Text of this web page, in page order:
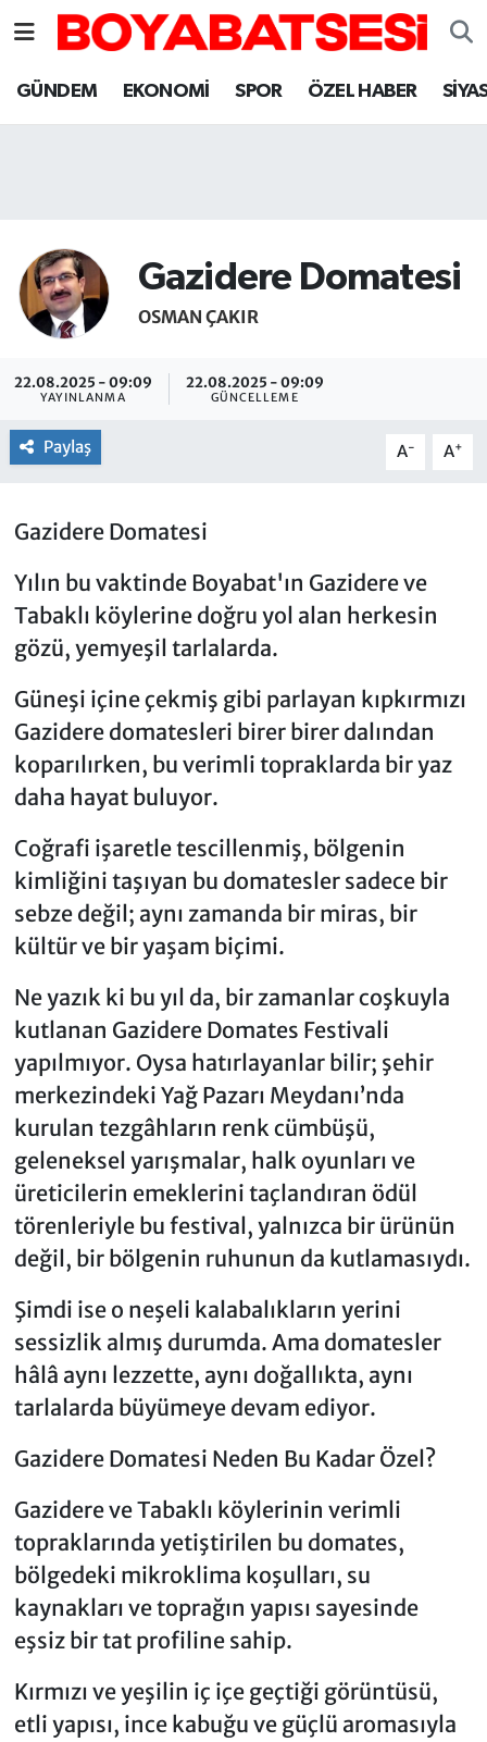
GÜNDEM EKONOMİ SPOR ÖZEL HABER
Gazidere Domatesi
OSMAN ÇAKIR
22.08.2025 - 09:09
YAYINLANMA
22.08.2025 - 09:09
GÜNCELLEME
Paylaş A- A+
Gazidere Domatesi
Yılın bu vaktinde Boyabat'ın Gazidere ve
Tabaklı köylerine doğru yol alan herkesin
gözü, yemyeşil tarlalarda.
Güneşi içine çekmiş gibi parlayan kıpkırmızı
Gazidere domatesleri birer birer dalından
koparılırken, bu verimli topraklarda bir yaz
daha hayat buluyor.
Coğrafi işaretle tescillenmiş, bölgenin
kimliğini taşıyan bu domatesler sadece bir
sebze değil; aynı zamanda bir miras, bir
kültür ve bir yaşam biçimi.
Ne yazık ki bu yıl da, bir zamanlar coşkuyla
kutlanan Gazidere Domates Festivali
yapılmıyor. Oysa hatırlayanlar bilir; şehir
merkezindeki Yağ Pazarı Meydanı’nda
kurulan tezgâhların renk cümbüşü,
geleneksel yarışmalar, halk oyunları ve
üreticilerin emeklerini taçlandıran ödül
törenleriyle bu festival, yalnızca bir ürünün
değil, bir bölgenin ruhunun da kutlamasıydı.
Şimdi ise o neşeli kalabalıkların yerini
sessizlik almış durumda. Ama domatesler
hâlâ aynı lezzette, aynı doğallıkta, aynı
tarlalarda büyümeye devam ediyor.
Gazidere Domatesi Neden Bu Kadar Özel?
Gazidere ve Tabaklı köylerinin verimli
topraklarında yetiştirilen bu domates,
bölgedeki mikroklima koşulları, su
kaynakları ve toprağın yapısı sayesinde
eşsiz bir tat profiline sahip.
Kırmızı ve yeşilin iç içe geçtiği görüntüsü,
etli yapısı, ince kabuğu ve güçlü aromasıyla
Sinop Nöbetçi Eczaneler
Sinop Trafik Yoğunluk Haritası
Süper Lig Puan Durumu ve Fikstür
Haber Arşivi